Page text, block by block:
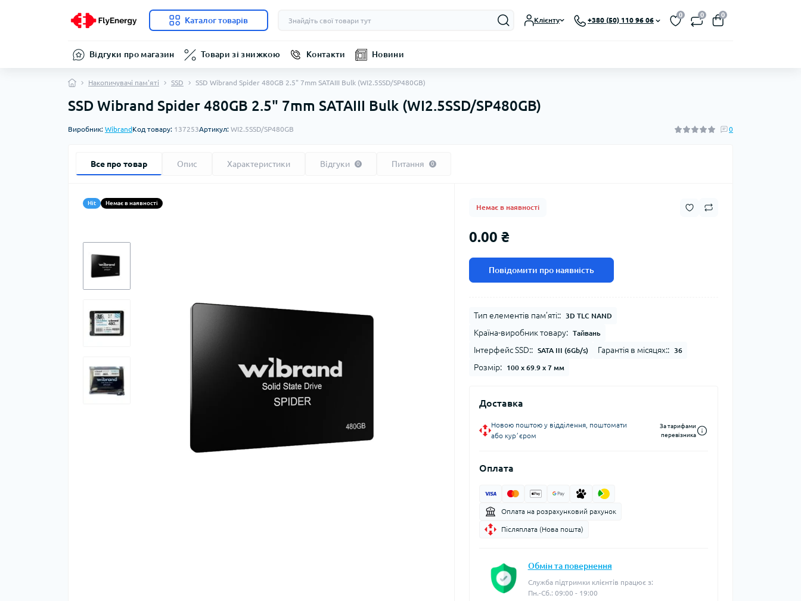
Каталог товарів Клієнту +380 (50) 110 96 06
0 0 0
Відгуки про магазин Товари зі знижкою Контакти Новини
Накопичувачі пам'яті SSD SSD Wibrand Spider 480GB 2.5" 7mm SATAIII Bulk (WI2.5SSD/SP480GB)
SSD Wibrand Spider 480GB 2.5" 7mm SATAIII Bulk (WI2.5SSD/SP480GB)
Виробник: WibrandКод товару: 137253Артикул: WI2.5SSD/SP480GB 0
Все про товар Опис Характеристики Відгуки 0 Питання 0
Hit Немає в наявності
Немає в наявності
0.00 ₴
Повідомити про наявність
Тип елементів пам’яті:: 3D TLC NAND
Країна-виробник товару: Тайвань
Інтерфейс SSD:: SATA III (6Gb/s) Гарантія в місяцях:: 36
Розмір: 100 x 69.9 x 7 мм
Доставка
Новою поштою у відділення, поштомати
або курʼєром
За тарифами
перевізника
Оплата
Оплата на розрахунковий рахунок
Післяплата (Нова пошта)
Обмін та повернення
Служба підтримки клієнтів працює з:
Пн.-Сб.: 09:00 - 19:00